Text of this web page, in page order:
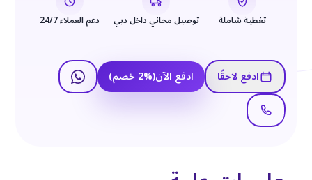
تغطية شاملة توصيل مجاني داخل دبي دعم العملاء 24/7
ادفع لاحقًا ادفع الآن(
2% خصم)